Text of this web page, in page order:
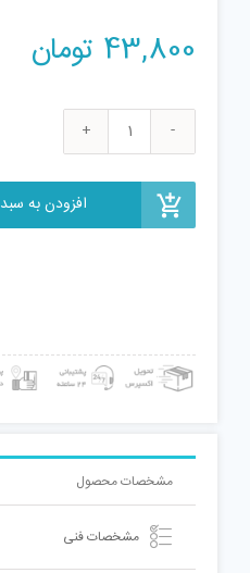
43,800 تومان
ساختنی
طرح لگوافزودن به سبد
مشخصات محصول
مشخصات فنی